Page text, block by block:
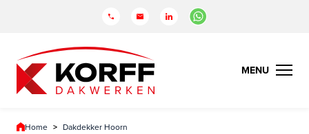
Home > Dakdekker Hoorn